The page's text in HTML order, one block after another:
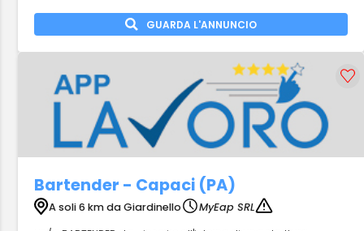
GUARDA L'ANNUNCIO
Bartender - Capaci (PA)
A soli 6 km da Giardinello
MyEap SRL